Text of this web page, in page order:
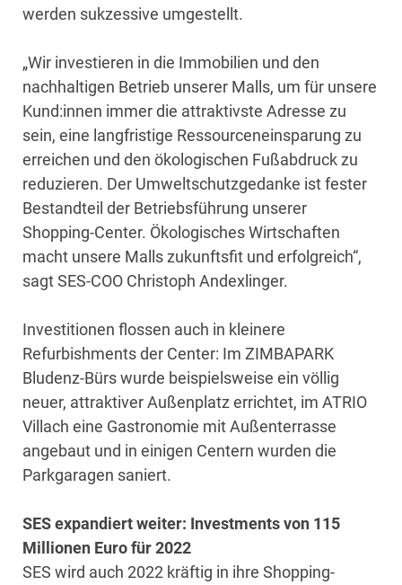
werden sukzessive umgestellt.
„Wir investieren in die Immobilien und den
nachhaltigen Betrieb unserer Malls, um für unsere
Kund:innen immer die attraktivste Adresse zu
sein, eine langfristige Ressourceneinsparung zu
erreichen und den ökologischen Fußabdruck zu
reduzieren. Der Umweltschutzgedanke ist fester
Bestandteil der Betriebsführung unserer
Shopping-Center. Ökologisches Wirtschaften
macht unsere Malls zukunftsfit und erfolgreich“,
sagt SES-COO Christoph Andexlinger.
Investitionen flossen auch in kleinere
Refurbishments der Center: Im ZIMBAPARK
Bludenz-Bürs wurde beispielsweise ein völlig
neuer, attraktiver Außenplatz errichtet, im ATRIO
Villach eine Gastronomie mit Außenterrasse
angebaut und in einigen Centern wurden die
Parkgaragen saniert.
SES expandiert weiter: Investments von 115
Millionen Euro für 2022
SES wird auch 2022 kräftig in ihre Shopping-